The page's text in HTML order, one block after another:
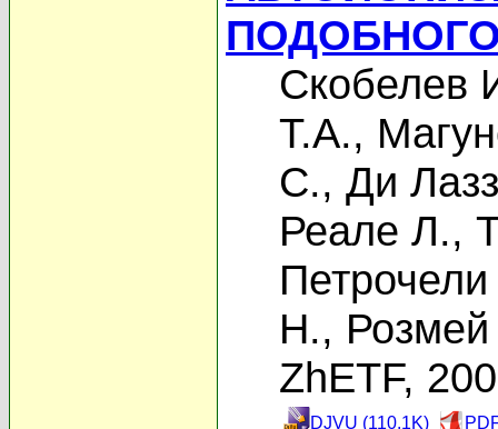
Скобелев
Т.А.,
С., Ди
Реале Л.,
Н.,
ZhETF,
DJVU (110.1K)